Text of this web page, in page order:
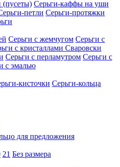
(пусеты) Серьги-каффы на уши
петли Серьги-протяжки
Серьги с жемчугом Серьги с
с кристаллами Сваровски
Серьги с перламутром Серьги с
с эмалью
кисточки Серьги-кольца
для предложения
21 Без размера